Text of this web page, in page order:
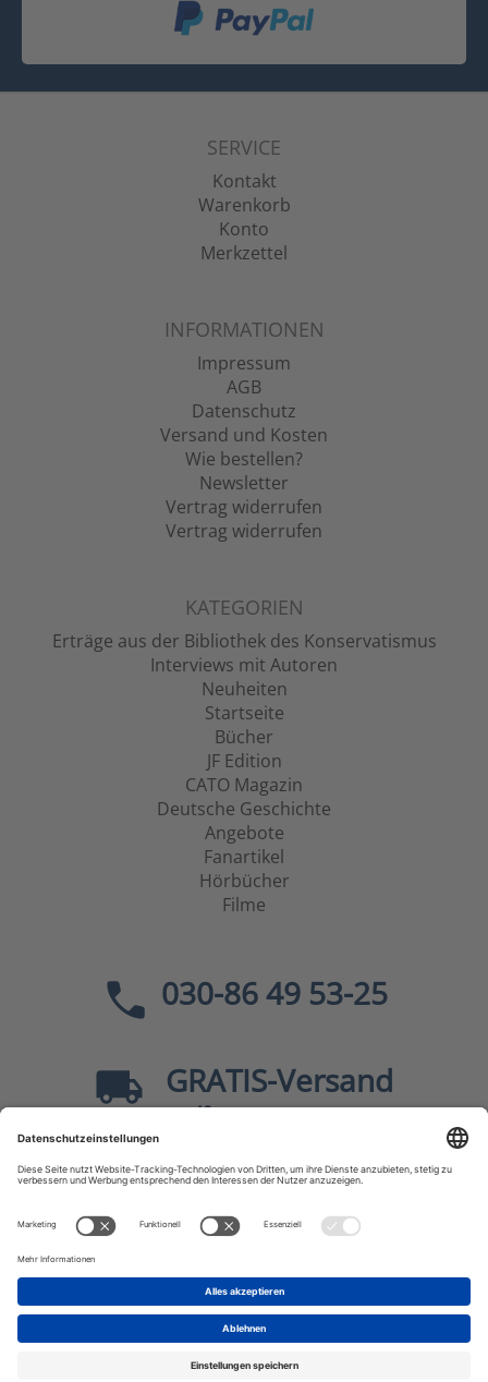
SERVICE
Kontakt
Warenkorb
Konto
Merkzettel
INFORMATIONEN
Impressum
AGB
Datenschutz
Versand und Kosten
Wie bestellen?
Newsletter
Vertrag widerrufen
Vertrag widerrufen
KATEGORIEN
Erträge aus der Bibliothek des Konservatismus
Interviews mit Autoren
Neuheiten
Startseite
Bücher
JF Edition
CATO Magazin
Deutsche Geschichte
Angebote
Fanartikel
Hörbücher
Filme
030-86 49 53-25
GRATIS-Versand
40
Sicher dank SSL
* Alle Preiseinkl. MwSt., zzgl.Versandkosten
JF-Buchdienst – Aktuelle Bücher zu Politik, Geschichte,
Zeitgeschehen, Kultur, Wissen u.v.m.